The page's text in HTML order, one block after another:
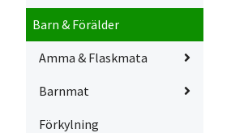
Barn & Förälder
Amma & Flaskmata
Barnmat
Förkylning